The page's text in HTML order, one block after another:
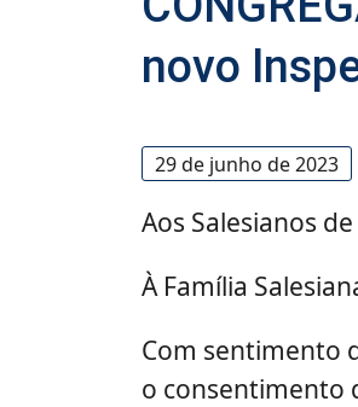
novo
29 de junho de 2023
Aos Salesianos
À Família
Com sentimento
o consentimento